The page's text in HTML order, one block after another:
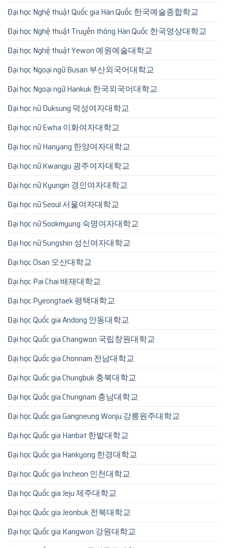
Đại học Nghệ thuật Quốc gia Hàn Quốc 한국예술종합학교
Đại học Nghệ thuật Truyền thông Hàn Quốc 한국영상대학교
Đại học Nghệ thuật Yewon 예원예술대학교
Đại học Ngoại ngữ Busan 부산외국어대학교
Đại học Ngoại ngữ Hankuk 한국외국어대학교
Đại học nữ Duksung 덕성여자대학교
Đại học nữ Ewha 이화여자대학교
Đại học nữ Hanyang 한양여자대학교
Đại học nữ Kwangju 광주여자대학교
Đại học nữ Kyungin 경인여자대학교
Đại học nữ Seoul 서울여자대학교
Đại học nữ Sookmyung 숙명여자대학교
Đại học nữ Sungshin 성신여자대학교
Đại học Osan 오산대학교
Đại học Pai Chai 배재대학교
Đại học Pyeongtaek 평택대학교
Đại học Quốc gia Andong 안동대학교
Đại học Quốc gia Changwon 국립창원대학교
Đại học Quốc gia Chonnam 전남대학교
Đại học Quốc gia Chungbuk 충북대학교
Đại học Quốc gia Chungnam 충남대학교
Đại học Quốc gia Gangneung Wonju 강릉원주대학교
Đại học Quốc gia Hanbat 한밭대학교
Đại học Quốc gia Hankyong 한경대학교
Đại học Quốc gia Incheon 인천대학교
Đại học Quốc gia Jeju 제주대학교
Đại học Quốc gia Jeonbuk 전북대학교
Đại học Quốc gia Kangwon 강원대학교